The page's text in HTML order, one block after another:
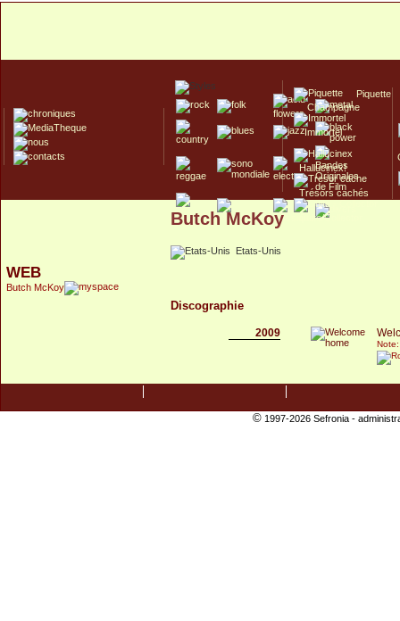
Piquette
Champagne
Immortel
Hallucinex!
Trésors cachés
Culte/Collector
WEB
Butch McKoy
Butch McKoy
Etats-Unis
Discographie
2009
©1997-2026 Sefronia -